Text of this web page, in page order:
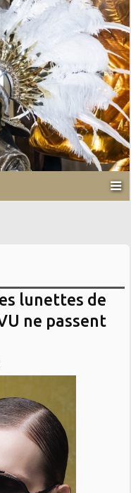
lunettes de
ne passent